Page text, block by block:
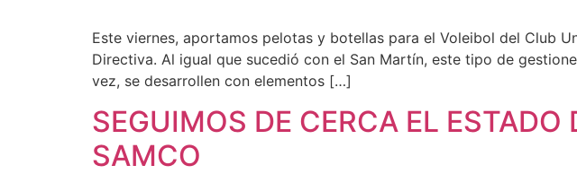
Este viernes, aportamos pelotas y botellas para el Voleibol del Club
Directiva. Al igual que sucedió con el San Martín, este tipo de
vez, se desarrollen con elementos […]
SEGUIMOS DE CERCA EL
SAMCO